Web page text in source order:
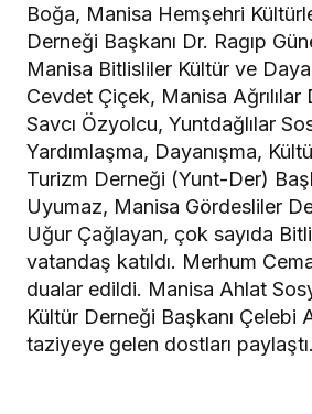
Boğa, Manisa Hemşehri
Derneği Başkanı Dr. Ragıp
Manisa Bitlisliler Kültür ve
Cevdet Çiçek, Manisa Ağrılılar
Savcı Özyolcu, Yuntdağlılar
Yardımlaşma, Dayanışma,
Turizm Derneği (Yunt-Der)
Uyumaz, Manisa Gördesliler
Uğur Çağlayan, çok sayıda
vatandaş katıldı. Merhum
dualar edildi. Manisa Ahlat
Kültür Derneği Başkanı Çelebi
taziyeye gelen dostları paylaştı.